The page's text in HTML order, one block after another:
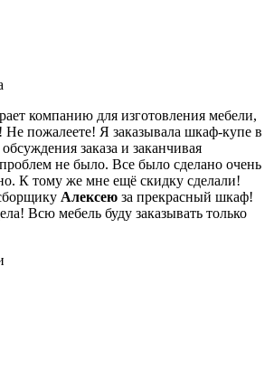
компанию для изготовления мебели,
пожалеете! Я заказывала шкаф-купе в
заказа и заканчивая
не было. Все было сделано очень
К тому же мне ещё скидку сделали!
Алексею за прекрасный шкаф!
Всю мебель буду заказывать только